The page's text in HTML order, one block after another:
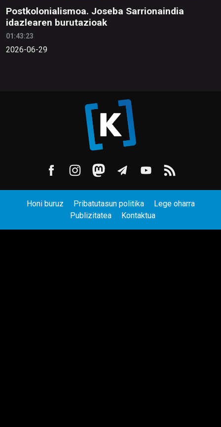
Postkolonialismoa. Joseba Sarrionaindia
idazlearen burutazioak
01:43:23
2026-06-29
Honi buruz Pribatutasun politika
Lege oharra
Publizitatea
Kontaktua